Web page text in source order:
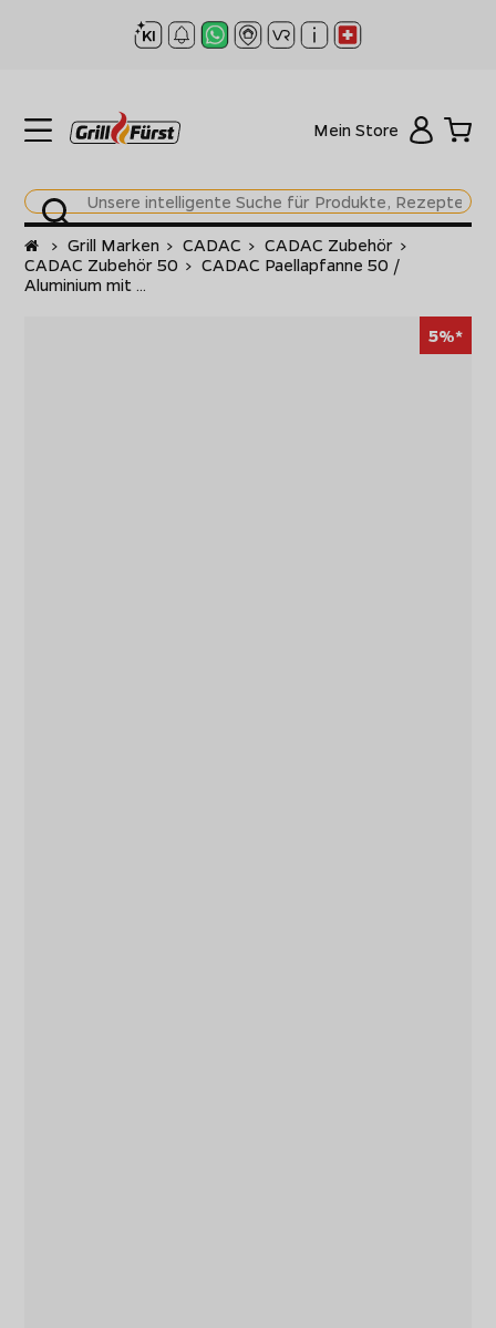
Mein Store
Startseite
> Grill Marken > CADAC > CADAC Zubehör >
CADAC Zubehör 50 > CADAC Paellapfanne 50 /
Aluminium mit ...
5%*